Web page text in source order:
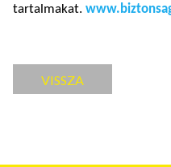
tartalmakat.
VISSZA